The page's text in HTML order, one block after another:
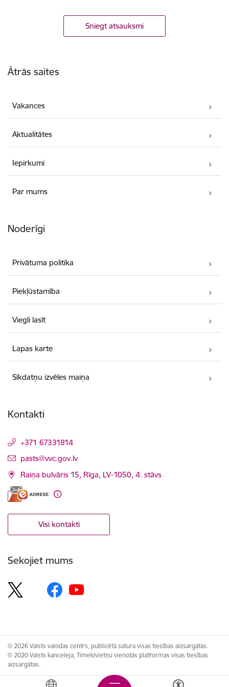
Sniegt atsauksmi
Ātrās saites
Vakances
Aktualitātes
Iepirkumi
Par mums
Noderīgi
Privātuma politika
Piekļūstamība
Viegli lasīt
Lapas karte
Sīkdatņu izvēles maiņa
Kontakti
+371 67331814
E-pasts:
pasts@vvc.gov.lv
Raiņa bulvāris 15, Rīga, LV-1050, 4. stāvs
Visi kontakti
Sekojiet mums
© 2026 Valsts valodas centrs, publicētā satura visas tiesības aizsargātas.
© 2020 Valsts kanceleja, Tīmekļvietņu vienotās platformas visas tiesības
aizsargātas.